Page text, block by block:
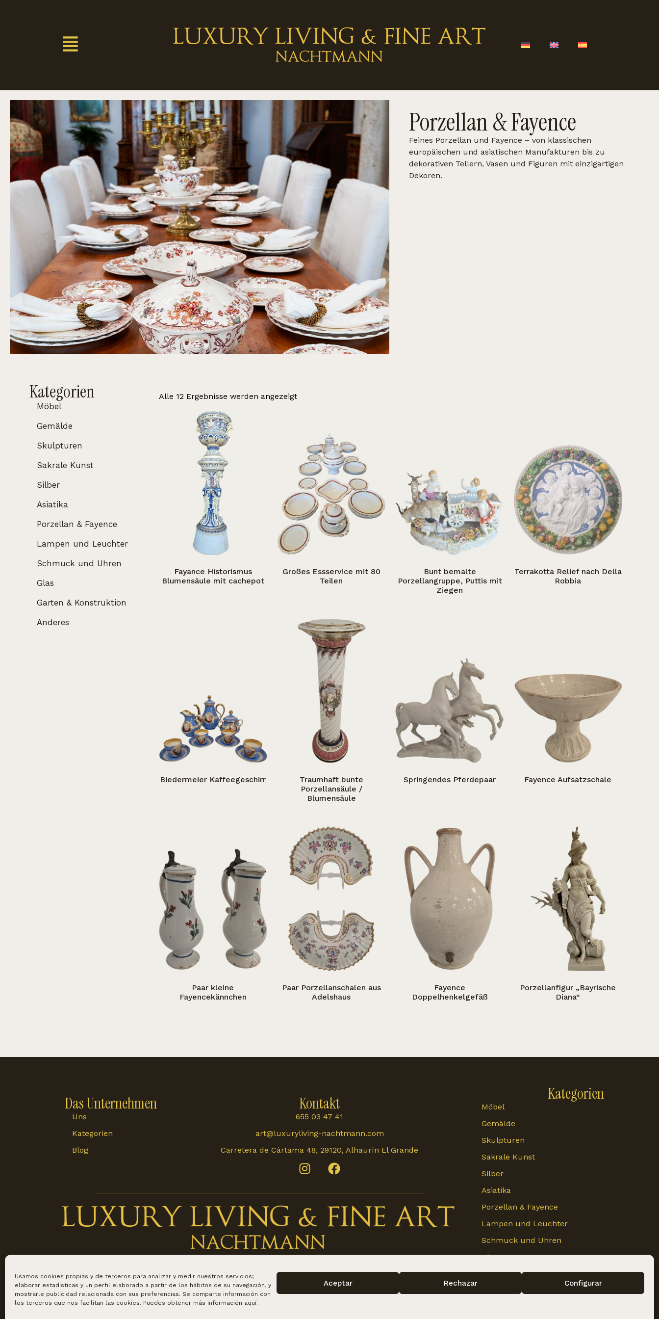
Usamos cookies propias y de terceros para analizar y medir nuestros servicios;
elaborar estadísticas y un perfil elaborado a partir de los hábitos de su navegación, y
mostrarle publicidad relacionada con sus preferencias. Se comparte información con
los terceros que nos facilitan las cookies. Puedes obtener más información aquí.
Aceptar Rechazar Configurar
Porzellan & Fayence
Feines Porzellan und Fayence – von klassischen
europäischen und asiatischen Manufakturen bis zu
dekorativen Tellern, Vasen und Figuren mit einzigartigen
Dekoren.
Kategorien
Möbel
Gemälde
Skulpturen
Sakrale Kunst
Silber
Asiatika
Porzellan & Fayence
Lampen und Leuchter
Schmuck und Uhren
Glas
Garten & Konstruktion
Anderes
Alle 12 Ergebnisse werden angezeigt
Fayance Historismus
Blumensäule mit cachepot
Großes Essservice mit 80
Teilen
Bunt bemalte
Porzellangruppe, Puttis mit
Ziegen
Terrakotta Relief nach Della
Robbia
Biedermeier Kaffeegeschirr
Traumhaft bunte
Porzellansäule /
Blumensäule
Springendes Pferdepaar Fayence Aufsatzschale
Paar kleine
Fayencekännchen
Paar Porzellanschalen aus
Adelshaus
Fayence
Doppelhenkelgefäß
Porzellanfigur „Bayrische
Diana“
Das Unternehmen
Uns
Kategorien
Blog
Kontakt
655 03 47 41
art@luxuryliving-nachtmann.com
Carretera de Cártama 48, 29120, Alhaurín El Grande
Kategorien
Möbel
Gemälde
Skulpturen
Sakrale Kunst
Silber
Asiatika
Porzellan & Fayence
Lampen und Leuchter
Schmuck und Uhren
Glas
Garten & Konstruktion